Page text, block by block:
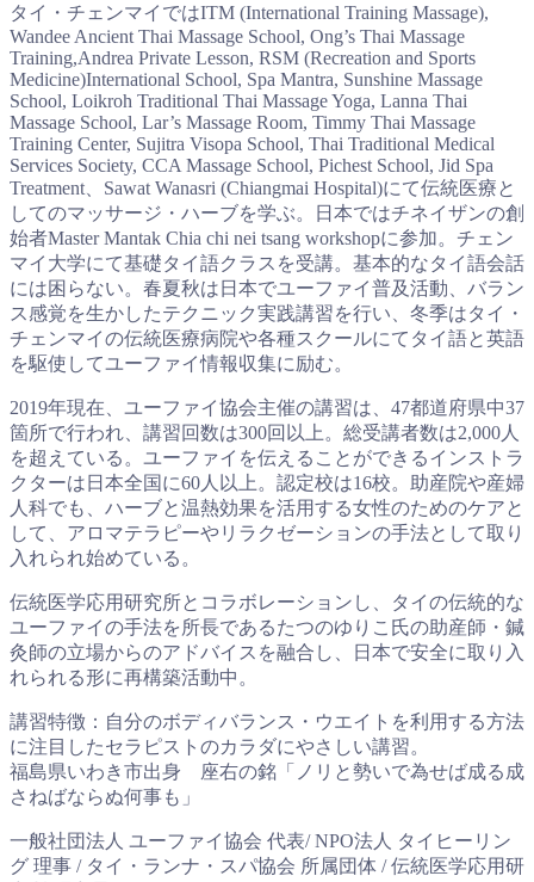
タイ・チェンマイではITM (International Training Massage),
Wandee Ancient Thai Massage School, Ong’s Thai Massage
Training,Andrea Private Lesson, RSM (Recreation and Sports
Medicine)International School, Spa Mantra, Sunshine Massage
School, Loikroh Traditional Thai Massage Yoga, Lanna Thai
Massage School, Lar’s Massage Room, Timmy Thai Massage
Training Center, Sujitra Visopa School, Thai Traditional Medical
Services Society, CCA Massage School, Pichest School, Jid Spa
Treatment、Sawat Wanasri (Chiangmai Hospital)にて伝統医療と
してのマッサージ・ハーブを学ぶ。日本ではチネイザンの創
始者Master Mantak Chia chi nei tsang workshopに参加。チェン
マイ大学にて基礎タイ語クラスを受講。基本的なタイ語会話
には困らない。春夏秋は日本でユーファイ普及活動、バラン
ス感覚を生かしたテクニック実践講習を行い、冬季はタイ・
チェンマイの伝統医療病院や各種スクールにてタイ語と英語
を駆使してユーファイ情報収集に励む。
2019年現在、ユーファイ協会主催の講習は、47都道府県中37
箇所で行われ、講習回数は300回以上。総受講者数は2,000人
を超えている。ユーファイを伝えることができるインストラ
クターは日本全国に60人以上。認定校は16校。助産院や産婦
人科でも、ハーブと温熱効果を活用する女性のためのケアと
して、アロマテラピーやリラクゼーションの手法として取り
入れられ始めている。
伝統医学応用研究所とコラボレーションし、タイの伝統的な
ユーファイの手法を所長であるたつのゆりこ氏の助産師・鍼
灸師の立場からのアドバイスを融合し、日本で安全に取り入
れられる形に再構築活動中。
講習特徴：自分のボディバランス・ウエイトを利用する方法
に注目したセラピストのカラダにやさしい講習。
福島県いわき市出身 座右の銘「ノリと勢いで為せば成る成
さねばならぬ何事も」
一般社団法人 ユーファイ協会 代表/ NPO法人 タイヒーリン
グ 理事 / タイ・ランナ・スパ協会 所属団体 / 伝統医学応用研